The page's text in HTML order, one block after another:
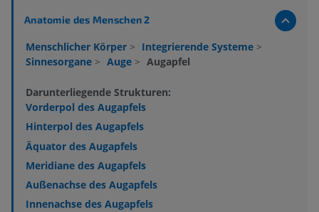
Anatomie des Menschen 2
Menschlicher Körper > Integrierende Systeme >
Sinnesorgane > Auge > Augapfel
Darunterliegende Strukturen:
Vorderpol des Augapfels
Hinterpol des Augapfels
Äquator des Augapfels
Meridiane des Augapfels
Außenachse des Augapfels
Innenachse des Augapfels